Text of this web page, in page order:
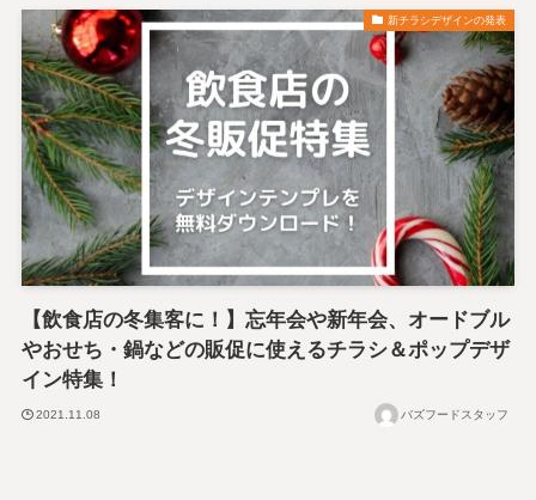
新チラシデザインの発表
【飲食店の冬集客に！】忘年会や新年会、オードブル
やおせち・鍋などの販促に使えるチラシ＆ポップデザ
イン特集！
2021.11.08 バズフードスタッフ